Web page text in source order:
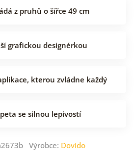
z pruhů o šířce 49 cm
grafickou designérkou
kterou zvládne každý
se silnou lepivostí
Výrobce: Dovido